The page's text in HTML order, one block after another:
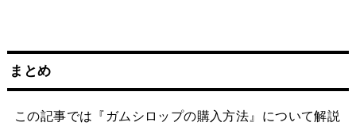
まとめ
この記事では『ガムシロップの購入方法』について解説